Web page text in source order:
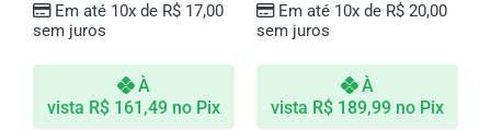
Em até 10x de R$17,00
sem juros
À
vista R$ 161,49 no Pix
Em até 10x de R$20,00
sem juros
À
vista R$ 189,99 no Pix